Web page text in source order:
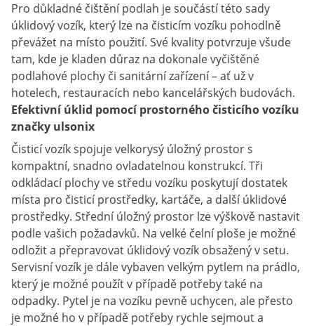
Pro důkladné čištění podlah je součástí této sady
úklidový vozík, který lze na čisticím vozíku pohodlně
převážet na místo použití. Své kvality potvrzuje všude
tam, kde je kladen důraz na dokonale vyčištěné
podlahové plochy či sanitární zařízení – ať už v
hotelech, restauracích nebo kancelářských budovách.
Efektivní úklid pomocí prostorného čisticího vozíku
značky ulsonix
Čisticí vozík spojuje velkorysý úložný prostor s
kompaktní, snadno ovladatelnou konstrukcí. Tři
odkládací plochy ve středu vozíku poskytují dostatek
místa pro čisticí prostředky, kartáče, a další úklidové
prostředky. Střední úložný prostor lze výškově nastavit
podle vašich požadavků. Na velké čelní ploše je možné
odložit a přepravovat úklidový vozík obsažený v setu.
Servisní vozík je dále vybaven velkým pytlem na prádlo,
který je možné použít v případě potřeby také na
odpadky. Pytel je na vozíku pevně uchycen, ale přesto
je možné ho v případě potřeby rychle sejmout a